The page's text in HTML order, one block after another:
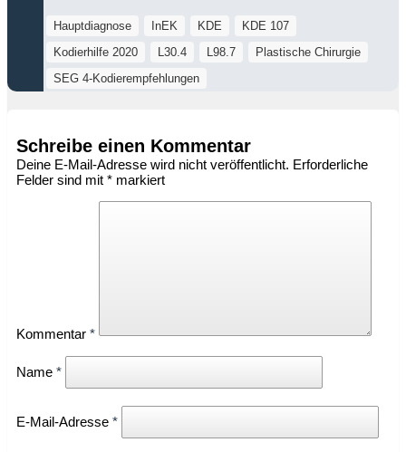
Hauptdiagnose InEK KDE
KDE 107
Kodierhilfe 2020
L30.4 L98.7
Plastische Chirurgie
SEG 4-Kodierempfehlungen
Schreibe einen Kommentar
Deine E-Mail-Adresse wird nicht veröffentlicht. Erforderliche
Felder sind mit * markiert
Kommentar *
Name *
E-Mail-Adresse *